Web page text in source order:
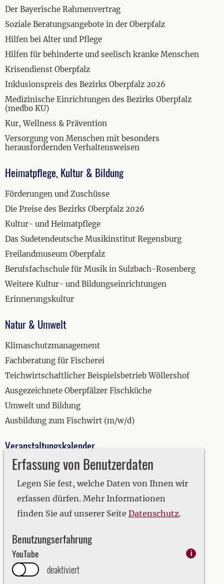
Erfassung von Benutzerdaten
Legen Sie fest, welche Daten von Ihnen wir
erfassen dürfen. Mehr Informationen
finden Sie auf unserer Seite Datenschutz.
Benutzungserfahrung
YouTube i
deaktiviert
Der Bayerische Rahmenvertrag
Soziale Beratungsangebote in der Oberpfalz
Hilfen bei Alter und Pflege
Hilfen für behinderte und seelisch kranke Menschen
Krisendienst Oberpfalz
Inklusionspreis des Bezirks Oberpfalz 2026
Medizinische Einrichtungen des Bezirks Oberpfalz
(medbo KU)
Kur, Wellness & Prävention
Versorgung von Menschen mit besonders
herausfordernden Verhaltensweisen
Heimatpflege, Kultur & Bildung
Förderungen und Zuschüsse
Die Preise des Bezirks Oberpfalz 2026
Kultur- und Heimatpflege
Das Sudetendeutsche Musikinstitut Regensburg
Freilandmuseum Oberpfalz
Berufsfachschule für Musik in Sulzbach-Rosenberg
Weitere Kultur- und Bildungseinrichtungen
Erinnerungskultur
Natur & Umwelt
Klimaschutzmanagement
Fachberatung für Fischerei
Teichwirtschaftlicher Beispielsbetrieb Wöllershof
Ausgezeichnete Oberpfälzer Fischküche
Umwelt und Bildung
Ausbildung zum Fischwirt (m/w/d)
Veranstaltungskalender
2019
2020
2021
2022
2024
2025
2026